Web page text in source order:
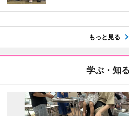
もっと見る
学ぶ・知る